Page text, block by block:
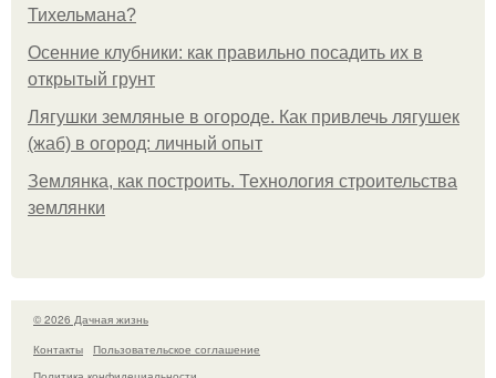
Тихельмана?
Осенние клубники: как правильно посадить их в
открытый грунт
Лягушки земляные в огороде. Как привлечь лягушек
(жаб) в огород: личный опыт
Землянка, как построить. Технология строительства
землянки
© 2026 Дачная жизнь
Контакты
Пользовательское соглашение